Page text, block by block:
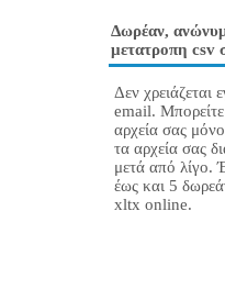
Δωρέαν,
μετατροπη csv
Δεν χρειάζεται
email.
αρχεία σας
τα αρχεία σας
μετά από λίγο.
έως και 5
xltx online.